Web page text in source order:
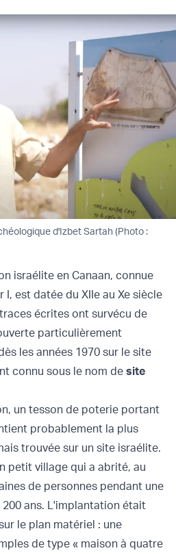
d'Izbet Sartah (Photo :
israélite en Canaan, connue
est datée du XIIe au Xe siècle
écrites ont survécu de
particulièrement
les années 1970 sur le site
connu sous le nom de site
un tesson de poterie portant
probablement la plus
trouvée sur un site israélite.
petit village qui a abrité, au
de personnes pendant une
ans. L'implantation était
le plan matériel : une
de type « maison à quatre